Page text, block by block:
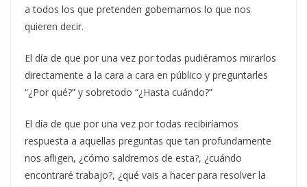
a todos los que pretenden gobernarnos lo que nos
quieren decir.
El día de que por una vez por todas pudiéramos mirarlos
directamente a la cara a cara en público y preguntarles
“¿Por qué?” y sobretodo “¿Hasta cuándo?”
El día de que por una vez por todas recibiríamos
respuesta a aquellas preguntas que tan profundamente
nos afligen, ¿cómo saldremos de esta?, ¿cuándo
encontraré trabajo?, ¿qué vais a hacer para resolver la